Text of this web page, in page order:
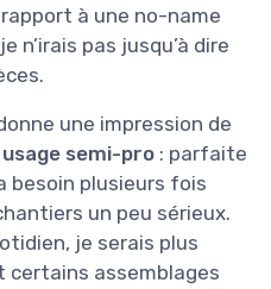
à une no-name
n’irais pas jusqu’à dire
une impression de
semi-pro : parfaite
besoin plusieurs fois
un peu sérieux.
je serais plus
certains assemblages